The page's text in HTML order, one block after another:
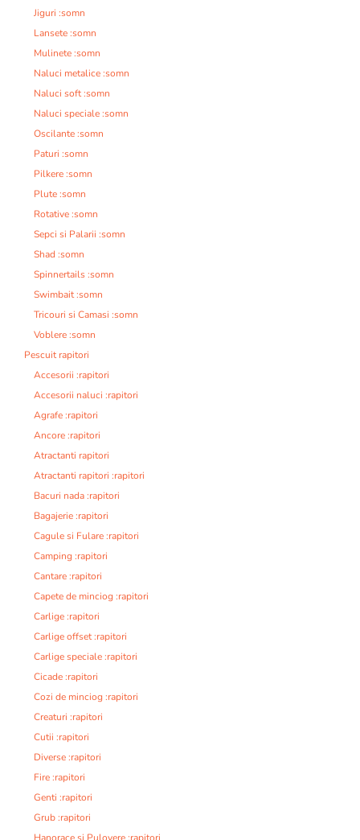
Jiguri :somn
Lansete :somn
Mulinete :somn
Naluci metalice :somn
Naluci soft :somn
Naluci speciale :somn
Oscilante :somn
Paturi :somn
Pilkere :somn
Plute :somn
Rotative :somn
Sepci si Palarii :somn
Shad :somn
Spinnertails :somn
Swimbait :somn
Tricouri si Camasi :somn
Voblere :somn
Pescuit rapitori
Accesorii :rapitori
Accesorii naluci :rapitori
Agrafe :rapitori
Ancore :rapitori
Atractanti rapitori
Atractanti rapitori :rapitori
Bacuri nada :rapitori
Bagajerie :rapitori
Cagule si Fulare :rapitori
Camping :rapitori
Cantare :rapitori
Capete de minciog :rapitori
Carlige :rapitori
Carlige offset :rapitori
Carlige speciale :rapitori
Cicade :rapitori
Cozi de minciog :rapitori
Creaturi :rapitori
Cutii :rapitori
Diverse :rapitori
Fire :rapitori
Genti :rapitori
Grub :rapitori